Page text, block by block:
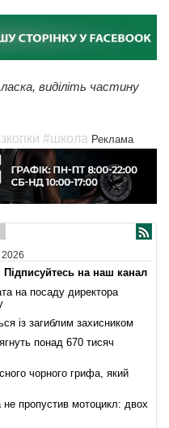
виділіть частину
#школа Реклама
Підписуйтесь на наш канал
на посаду директора
із загиблим захисником
понад 670 тисяч
чорного грифа, який
не пропустив мотоцикл: двох